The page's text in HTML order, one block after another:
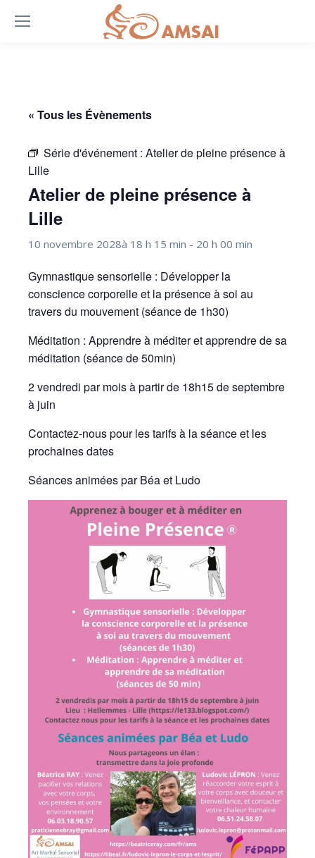
« Tous les Évènements
Série d'événement : Atelier de pleine présence à
Lille
Atelier de pleine présence à
Lille
10 novembre 2028à 18 h 15 min - 20 h 00 min
Gymnastique sensorielle : Développer la
conscience corporelle et la présence à soi au
travers du mouvement (séance de 1h30)
Méditation : Apprendre à méditer et apprendre de sa
méditation (séance de 50min)
2 vendredi par mois à partir de 18h15 de septembre
à juin
Contactez-nous pour les tarifs à la séance et les
prochaines dates
Séances animées par Béa et Ludo